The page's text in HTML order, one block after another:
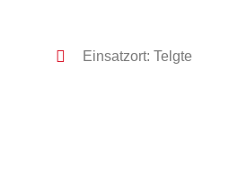
Einsatzort: Telgte